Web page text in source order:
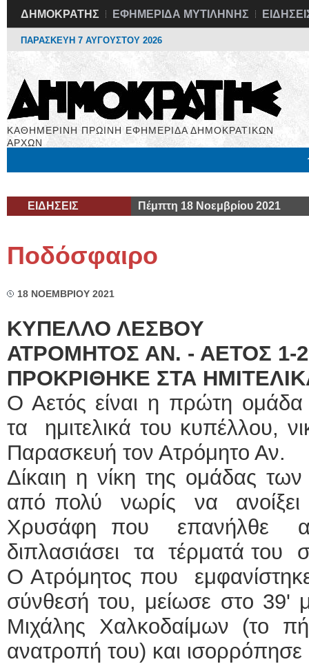
ΔΗΜΟΚΡΑΤΗΣ ΕΦΗΜΕΡΙΔΑ ΜΥΤΙΛΗΝΗΣ
ΠΑΡΑΣΚΕΥΗ 7 ΑΥΓΟΥΣΤΟΥ 2026
ΚΑΘΗΜΕΡΙΝΗ ΠΡΩΙΝΗ ΕΦΗΜΕΡΙΔΑ ΔΗΜΟΚΡΑΤΙΚΩΝ
ΑΡΧΩΝ
ΕΙΔΗΣΕΙΣ Πέμπτη 18 Νοεμβρίου 2021
Ποδόσφαιρο
18 ΝΟΕΜΒΡΙΟΥ 2021
ΚΥΠΕΛΛΟ ΛΕΣΒΟΥ
ΑΤΡΟΜΗΤΟΣ ΑΝ. - ΑΕΤΟΣ 1-2
ΠΡΟΚΡΙΘΗΚΕ ΣΤΑ
Ο Αετός είναι η πρώτη ομάδα
τα ημιτελικά του κυπέλλου,
Παρασκευή τον Ατρόμητο Αν.
Δίκαιη η νίκη της ομάδας
από πολύ νωρίς να
Χρυσάφη που επανήλθε
διπλασιάσει τα τέρματά
Ο Ατρόμητος που
σύνθεσή του, μείωσε στο 39'
Μιχάλης Χαλκοδαίμων (το
ανατροπή του) και ισορρόπησε